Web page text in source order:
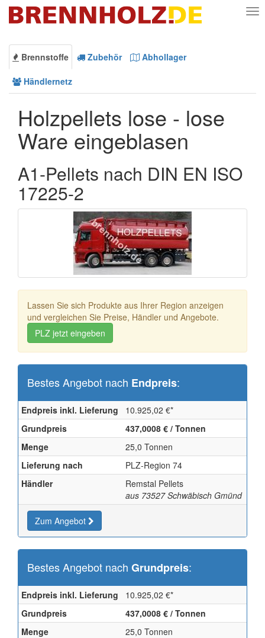
Brennstoffe Zubehör Abhollager
Händlernetz
Holzpellets lose - lose
Ware eingeblasen
A1-Pellets nach DIN EN ISO
17225-2
Lassen Sie sich Produkte aus Ihrer Region anzeigen
und vergleichen Sie Preise, Händler und Angebote.
PLZ jetzt eingeben
Bestes Angebot nach Endpreis:
Endpreis inkl. Lieferung 10.925,02 €*
Grundpreis
437,0008 € / Tonnen
Menge
25,0 Tonnen
Lieferung nach
PLZ-Region 74
Händler
Remstal Pellets
aus 73527 Schwäbisch Gmünd
Zum Angebot
Bestes Angebot nach Grundpreis:
Endpreis inkl. Lieferung 10.925,02 €*
Grundpreis
437,0008 € / Tonnen
Menge
25,0 Tonnen